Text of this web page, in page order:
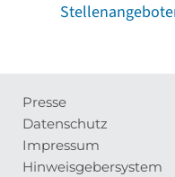
Meta-
Navigation
Presse
Datenschutz
Impressum
Hinweisgebersystem